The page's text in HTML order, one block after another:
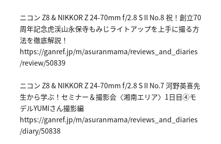
ニコン Z8 & NIKKOR Z 24-70mm f/2.8 S II No.8 祝！創立70
周年記念虎渓山永保寺もみじライトアップを上手に撮る方
法を徹底解説！
https://ganref.jp/m/asuranmama/reviews_and_diaries
/review/50839
ニコン Z8 & NIKKOR Z 24-70mm f/2.8 S II No.7 河野英喜先
生から学ぶ！セミナー＆撮影会〈湘南エリア〉1日目④モ
デルYUMIさん撮影編
https://ganref.jp/m/asuranmama/reviews_and_diaries
/diary/50838